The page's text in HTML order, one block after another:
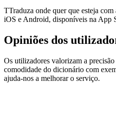
TTraduza onde quer que esteja
iOS e Android, disponíveis na App
Opiniões dos
Os utilizadores valorizam a precisão
comodidade do dicionário com
ajuda-nos a melhorar o serviço.